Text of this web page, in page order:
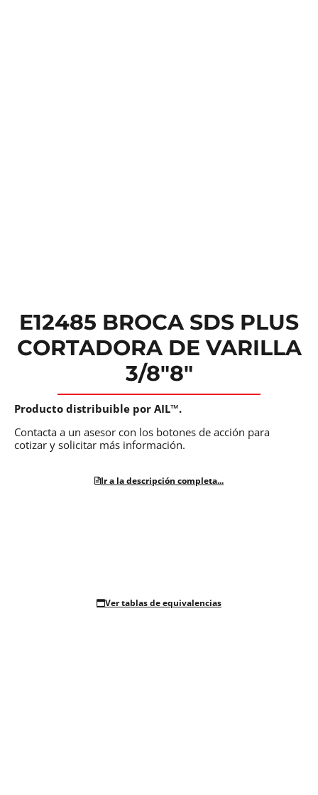
E12485 BROCA SDS PLUS
CORTADORA DE VARILLA
3/8″8″
Producto distribuible por AIL™.
Contacta a un asesor con los botones de acción para
cotizar y solicitar más información.
Ir a la descripción completa...
Ver tablas de equivalencias